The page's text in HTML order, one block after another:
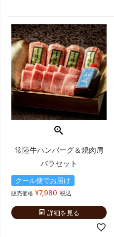
常陸牛ハンバーグ＆焼肉肩
バラセット
クール便でお届け
販売価格 ¥7,980 税込
詳細を見る